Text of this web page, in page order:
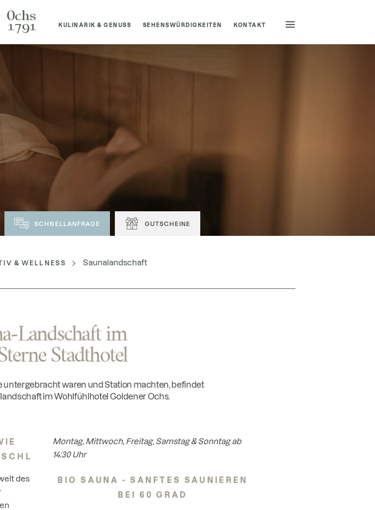
SCHNELLANFRAGE GUTSCHEINE
& WELLNESS Saunalandschaft
Landschaft im
Stadthotel
untergebracht waren und Station machten, befindet
im Wohlfühlhotel Goldener Ochs.
des
Montag, Mittwoch, Freitag, Samstag & Sonntag ab
14:30 Uhr
BIO SAUNA - SANFTES SAUNIEREN
BEI 60 GRAD
KULINARIK & GENUSS SEHENSWÜRDIGKEITEN KONTAKT
BUCHUNGSHOTLINE
OFFICE@GOLDENEROCHS.AT